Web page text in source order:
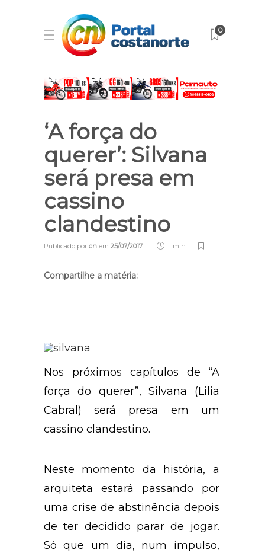
0
‘A força do
querer’: Silvana
será presa em
cassino
clandestino
Publicado por cn em 25/07/2017 1 min
Compartilhe a matéria:
Nos próximos capítulos de “A
força do querer”, Silvana (Lilia
Cabral) será presa em um
cassino clandestino.
Neste momento da história, a
arquiteta estará passando por
uma crise de abstinência depois
de ter decidido parar de jogar.
Só que um dia, num impulso,